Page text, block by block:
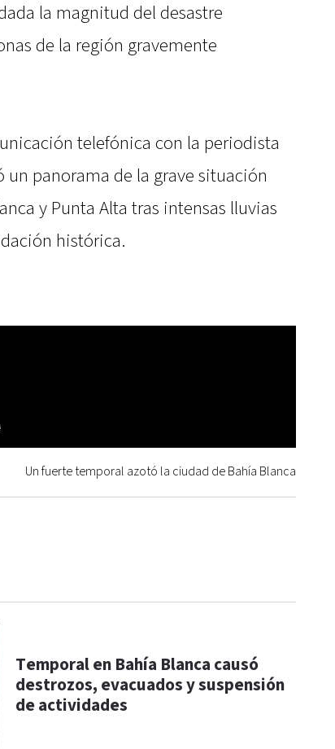
la magnitud del desastre
de la región gravemente
telefónica con la periodista
panorama de la grave situación
y Punta Alta tras intensas lluvias
histórica.
Un fuerte temporal azotó la ciudad de Bahía Blanca
Temporal en Bahía Blanca causó
destrozos, evacuados y suspensión
de actividades